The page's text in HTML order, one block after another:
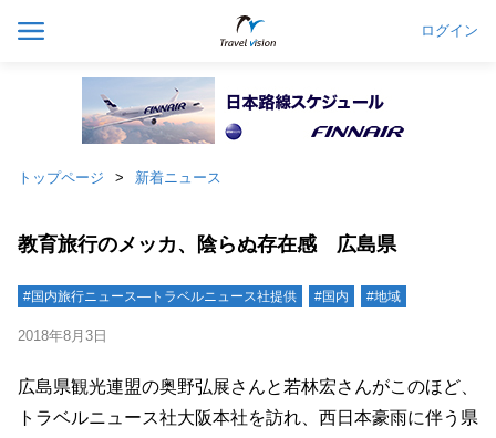
ログイン
トップページ 新着ニュース
教育旅行のメッカ、陰らぬ存在感 広島県
#国内旅行ニュース―トラベルニュース社提供 #国内 #地域
2018年8月3日
広島県観光連盟の奥野弘展さんと若林宏さんがこのほど、
トラベルニュース社大阪本社を訪れ、西日本豪雨に伴う県